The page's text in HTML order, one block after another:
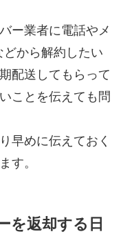
ー業者に電話やメ
から解約したい
配送してもらって
ことを伝えても問
早めに伝えておく
す。
を返却する日